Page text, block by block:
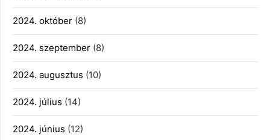
2024. október (8)
2024. szeptember (8)
2024. augusztus (10)
2024. július (14)
2024. június (12)